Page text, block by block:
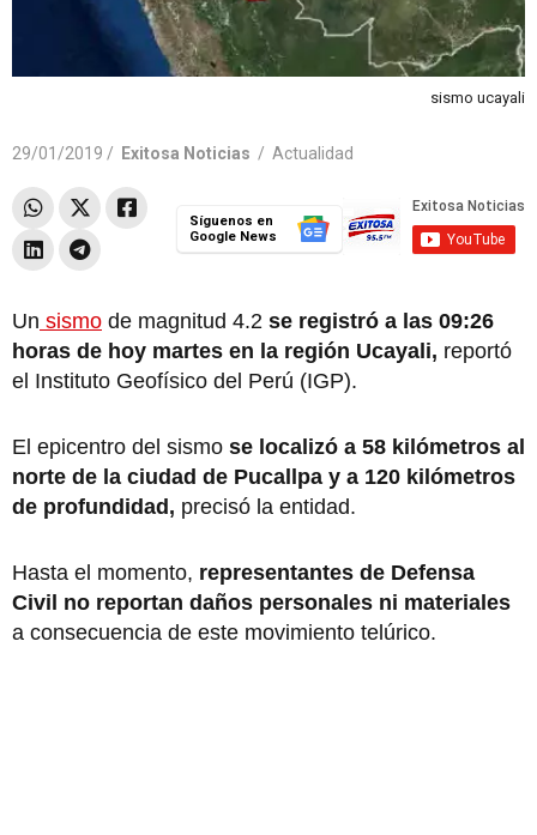
sismo ucayali
29/01/2019 / Exitosa Noticias / Actualidad
Síguenos en
Google News
Un sismo de magnitud 4.2 se registró a las 09:26
horas de hoy martes en la región Ucayali, reportó
el Instituto Geofísico del Perú (IGP).
El epicentro del sismo se localizó a 58 kilómetros al
norte de la ciudad de Pucallpa y a 120 kilómetros
de profundidad, precisó la entidad.
Hasta el momento, representantes de Defensa
Civil no reportan daños personales ni materiales
a consecuencia de este movimiento telúrico.